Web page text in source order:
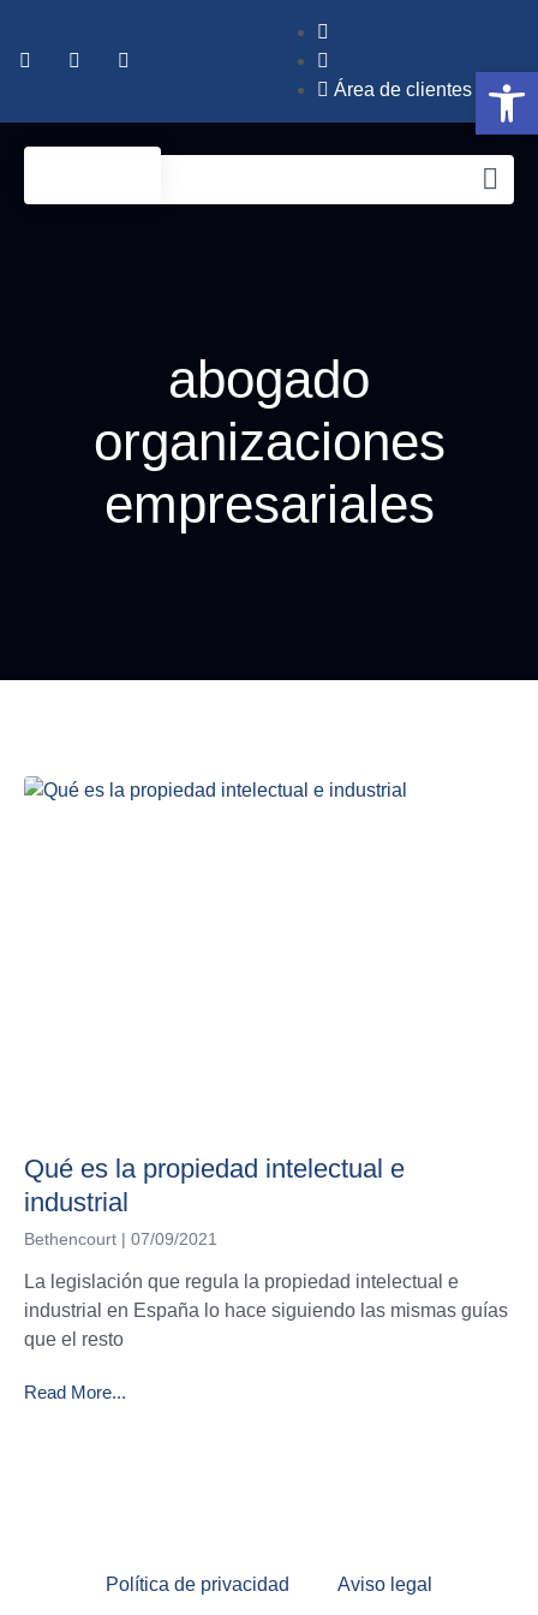
Área de clientes
abogado
organizaciones
empresariales
Qué es la propiedad intelectual e
industrial
Bethencourt 07/09/2021
La legislación que regula la propiedad intelectual e
industrial en España lo hace siguiendo las mismas guías
que el resto
Read More...
Política de privacidad Aviso legal
Abrir